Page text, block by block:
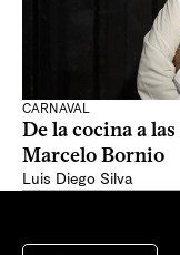
CARNAVAL
De la cocina a
Marcelo Bornio
Luis Diego Silva